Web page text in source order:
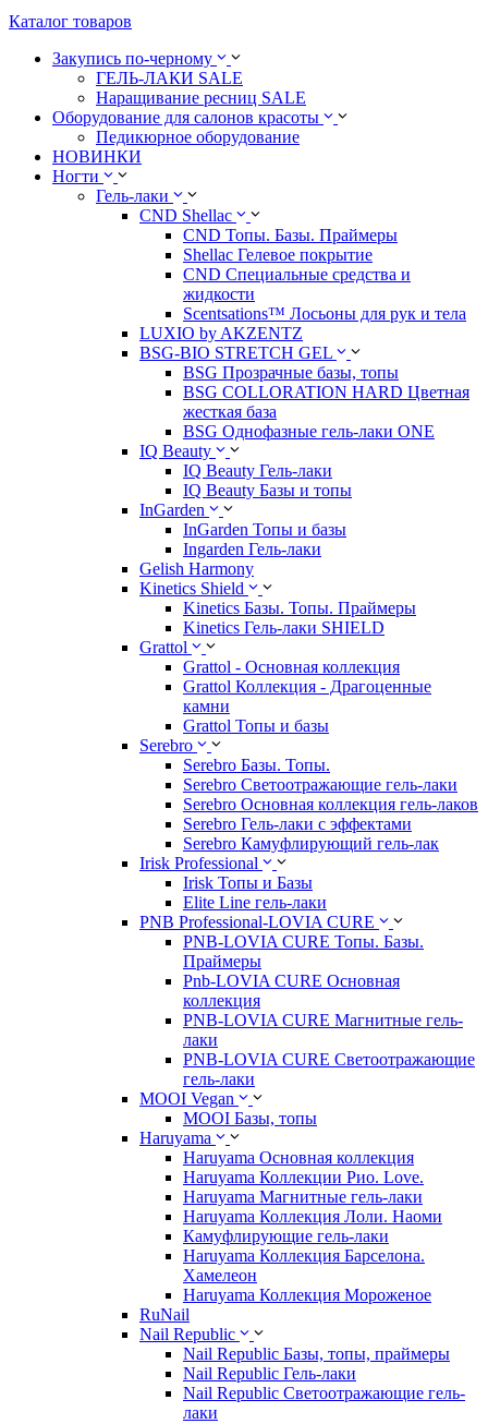
Каталог товаров
Закупись по-черному
ГЕЛЬ-ЛАКИ SALE
Наращивание ресниц SALE
Оборудование для салонов красоты
Педикюрное оборудование
НОВИНКИ
Ногти
Гель-лаки
CND Shellac
CND Топы. Базы. Праймеры
Shellac Гелевое покрытие
CND Специальные средства и
жидкости
Scentsations™ Лосьоны для рук и тела
LUXIO by AKZENTZ
BSG-BIO STRETCH GEL
BSG Прозрачные базы, топы
BSG COLLORATION HARD Цветная
жесткая база
BSG Однофазные гель-лаки ONE
IQ Beauty
IQ Beauty Гель-лаки
IQ Beauty Базы и топы
InGarden
InGarden Топы и базы
Ingarden Гель-лаки
Gelish Harmony
Kinetics Shield
Kinetics Базы. Топы. Праймеры
Kinetics Гель-лаки SHIELD
Grattol
Grattol - Oснoвнaя коллекция
Grattol Коллекция - Драгоценные
камни
Grattol Топы и базы
Serebro
Serebro Базы. Топы.
Serebro Светоотражающие гель-лаки
Serebro Основная коллекция гель-лаков
Serebro Гель-лаки с эффектами
Serebro Камуфлирующий гель-лак
Irisk Professional
Irisk Топы и Базы
Elite Line гель-лаки
PNB Professional-LOVIA CURE
PNB-LOVIA CURE Топы. Базы.
Праймеры
Pnb-LOVIA CURE Основная
коллекция
PNB-LOVIA CURE Магнитные гель-
лаки
PNB-LOVIA CURE Cветоотражающие
гель-лаки
MOOI Vegan
MOOI Базы, топы
Haruyama
Haruyama Основная коллекция
Haruyama Коллекции Рио. Love.
Haruyama Магнитные гель-лаки
Haruyama Коллекция Лоли. Наоми
Камуфлирующие гель-лаки
Haruyama Коллекция Барселона.
Хамелеон
Haruyama Коллекция Мороженое
RuNail
Nail Republic
Nail Republic Базы, топы, праймеры
Nail Republic Гель-лаки
Nail Republic Светоотражающие гель-
лаки